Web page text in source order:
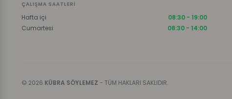
ÇALIŞMA SAATLERI
Hafta içi
08:30 - 19:00
Cumartesi
08:30 - 14:00
© 2026 KÜBRA SÖYLEMEZ - TÜM HAKLARI SAKLIDIR.